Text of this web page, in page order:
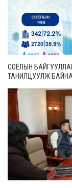
СОЁЛЫН
ТАНИЛЦУУЛЖ